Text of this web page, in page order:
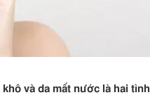
và da mất nước là hai tình